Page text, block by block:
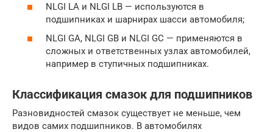
NLGI LA и NLGI LB — используются в
подшипниках и шарнирах шасси автомобиля;
NLGI GA, NLGI GB и NLGI GC — применяются в
сложных и ответственных узлах автомобилей,
например в ступичных подшипниках.
Классификация смазок для подшипников
Разновидностей смазок существует не меньше, чем
видов самих подшипников. В автомобилях